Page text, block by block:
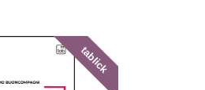
tablick